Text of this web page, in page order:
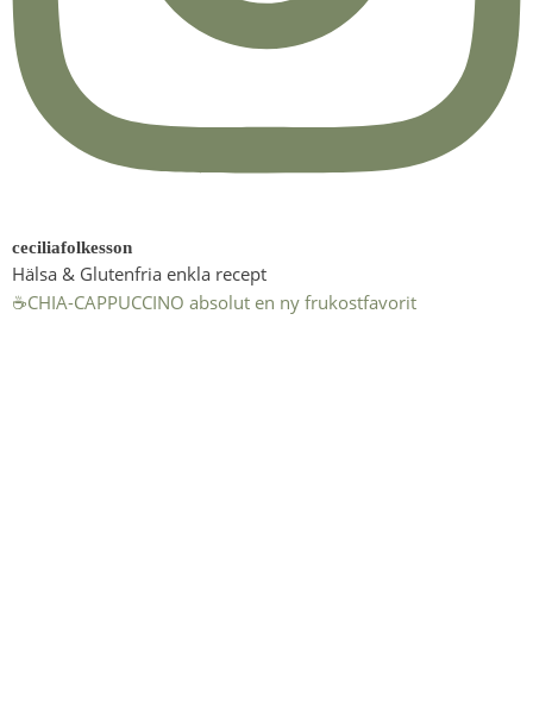
ceciliafolkesson
Hälsa & Glutenfria enkla recept
☕️CHIA-CAPPUCCINO absolut en ny frukostfavorit